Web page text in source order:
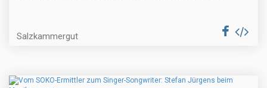
Salzkammergut